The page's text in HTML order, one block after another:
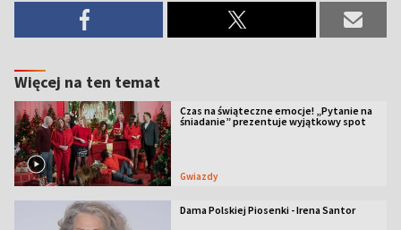
Więcej na ten temat
Czas na świąteczne emocje! „Pytanie na
śniadanie” prezentuje wyjątkowy spot
Gwiazdy
Dama Polskiej Piosenki - Irena Santor